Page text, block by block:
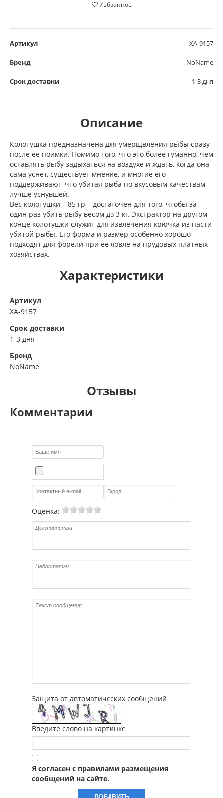
Избранное
Артикул XA-9157
Бренд NoName
Срок доставки 1-3 дня
Описание
Колотушка предназначена для умерщвления рыбы сразу
после её поимки. Помимо того, что это более гуманно, чем
оставлять рыбу задыхаться на воздухе и ждать, когда она
сама уснёт, существует мнение, и многие его
поддерживают, что убитая рыба по вкусовым качествам
лучше уснувшей.
Вес колотушки – 85 гр – достаточен для того, чтобы за
один раз убить рыбу весом до 3 кг. Экстрактор на другом
конце колотушки служит для извлечения крючка из пасти
убитой рыбы. Его форма и размер особенно хорошо
подходят для форели при её ловле на прудовых платных
хозяйствах.
Характеристики
Артикул
XA-9157
Срок доставки
1-3 дня
Бренд
NoName
Отзывы
Комментарии
Оценка:
Защита от автоматических сообщений
Введите слово на картинке
Я согласен с правилами размещения
сообщений на сайте.